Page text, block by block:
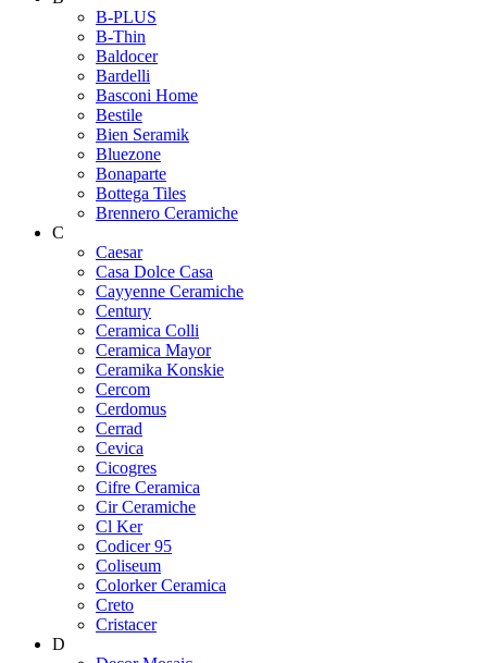
B-PLUS
B-Thin
Baldocer
Bardelli
Basconi Home
Bestile
Bien Seramik
Bluezone
Bonaparte
Bottega Tiles
Brennero Ceramiche
C
Caesar
Casa Dolce Casa
Cayyenne Ceramiche
Century
Ceramica Colli
Ceramica Mayor
Ceramika Konskie
Cercom
Cerdomus
Cerrad
Cevica
Cicogres
Cifre Ceramica
Cir Ceramiche
Cl Ker
Codicer 95
Coliseum
Colorker Ceramica
Creto
Cristacer
D